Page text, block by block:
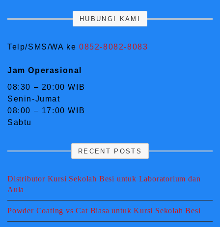
HUBUNGI KAMI
Telp/SMS/WA ke 0852-8082-8083
Jam Operasional
08:30 – 20:00 WIB
Senin-Jumat
08:00 – 17:00 WIB
Sabtu
RECENT POSTS
Distributor Kursi Sekolah Besi untuk Laboratorium dan
Aula
Powder Coating vs Cat Biasa untuk Kursi Sekolah Besi